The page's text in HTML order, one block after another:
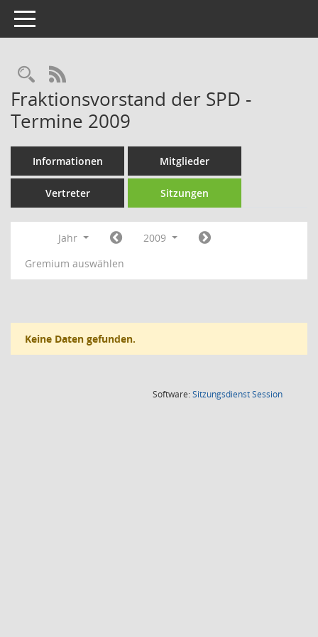
Toggle navigation
Rechercheauswahl
RSS-Feed
Fraktionsvorstand der SPD -
Termine 2009
Informationen Mitglieder
Vertreter Sitzungen
Jahr
2009
Gremium auswählen
Keine Daten gefunden.
Software:SitzungsdienstSession(Wird in